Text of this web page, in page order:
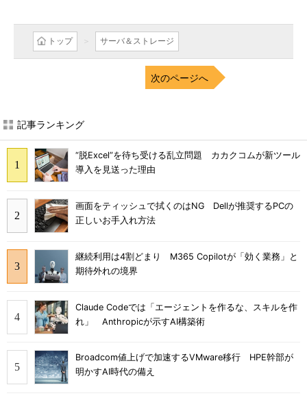
トップ サーバ＆ストレージ
次のページへ
記事ランキング
“脱Excel”を待ち受ける乱立問題 カカクコムが新ツール
導入を見送った理由
画面をティッシュで拭くのはNG Dellが推奨するPCの
正しいお手入れ方法
継続利用は4割どまり M365 Copilotが「効く業務」と
期待外れの境界
Claude Codeでは「エージェントを作るな、スキルを作
れ」 Anthropicが示すAI構築術
Broadcom値上げで加速するVMware移行 HPE幹部が
明かすAI時代の備え